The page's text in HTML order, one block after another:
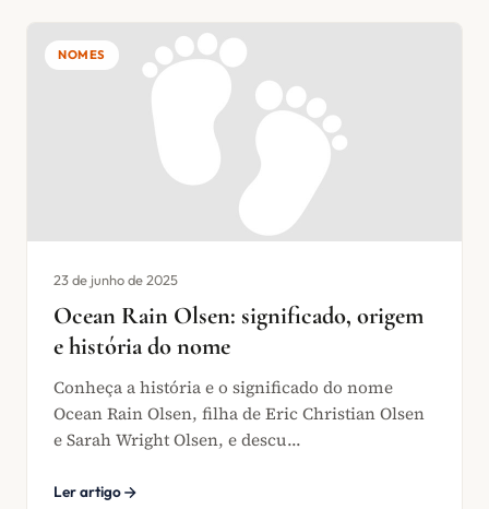
NOMES
23 de junho de 2025
Ocean Rain Olsen: significado, origem
e história do nome
Conheça a história e o significado do nome
Ocean Rain Olsen, filha de Eric Christian Olsen
e Sarah Wright Olsen, e descu...
Ler artigo